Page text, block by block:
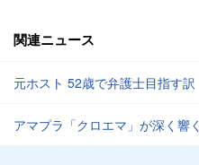
関連ニュース
元ホスト 52歳で弁護士目指す訳
アマプラ「クロエマ」が深く響く